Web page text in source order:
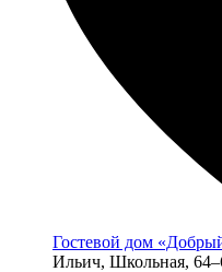
Гостевой дом
Ильич, Школьная,